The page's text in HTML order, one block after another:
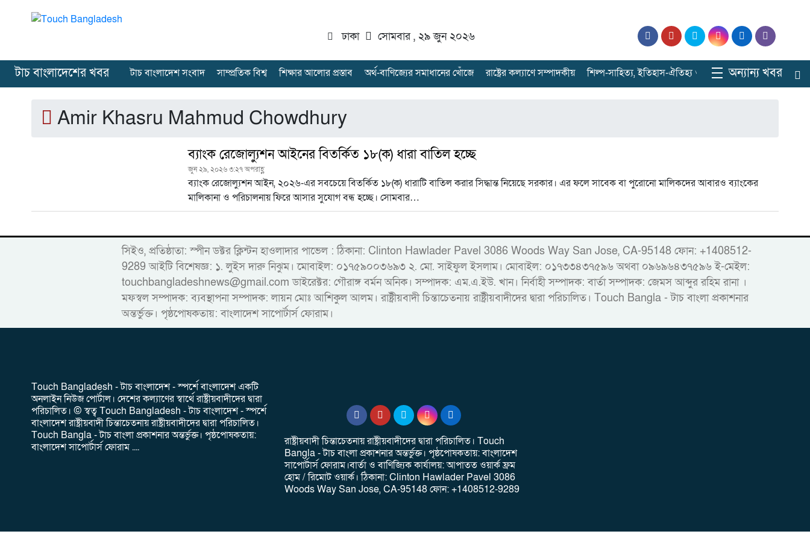
ঢাকা সোমবার , ২৯ জুন ২০২৬
টাচ বাংলাদেশের খবর টাচ বাংলাদেশ সংবাদ সাম্প্রতিক বিশ্ব শিক্ষার আলোর প্রস্তাব অর্থ-বাণিজ্যের সমাধানের খোঁজে রাষ্ট্রের কল্যাণে সম্পাদকীয় শিল্প-সাহিত্য, ইতিহাস-ঐতিহ্য ও বিনোদনের ঠিকানা
অন্যান্য খবর
Amir Khasru Mahmud Chowdhury
ব্যাংক রেজোল্যুশন আইনের বিতর্কিত ১৮(ক) ধারা বাতিল হচ্ছে
জুন ২৯, ২০২৬ ৩:২৭ অপরাহ্ণ
ব্যাংক রেজোল্যুশন আইন, ২০২৬-এর সবচেয়ে বিতর্কিত ১৮(ক) ধারাটি বাতিল করার সিদ্ধান্ত নিয়েছে সরকার। এর ফলে সাবেক বা পুরোনো মালিকদের আবারও ব্যাংকের
মালিকানা ও পরিচালনায় ফিরে আসার সুযোগ বন্ধ হচ্ছে। সোমবার…
সিইও, প্রতিষ্ঠাতা: স্পীন ডক্টর ক্লিন্টন হাওলাদার পাভেল : ঠিকানা: Clinton Hawlader Pavel 3086 Woods Way San Jose, CA-95148 ফোন: +1408512-
9289 আইটি বিশেষজ্ঞ: ১. লুইস দারু নিঝুম। ‎মোবাইল: ০১৭৫৯০০৩৬৯৩ ২. মো. সাইফুল ইসলাম। মোবাইল: ০১৭৩৩৪৩৭৫৯৬ অথবা ০৯৬৯৬৪৩৭৫৯৬ ই-মেইল:
touchbangladeshnews@gmail.com ডাইরেক্টর: গৌরাঙ্গ বর্মন অনিক। সম্পাদক: এম.এ.ইউ. খান। নির্বাহী সম্পাদক: বার্তা সম্পাদক: জেমস আব্দুর রহিম রানা ।
মফস্বল সম্পাদক: ব্যবস্থাপনা সম্পাদক: লায়ন মোঃ আশিকুল আলম। রাষ্ট্রীয়বাদী চিন্তাচেতনায় রাষ্ট্রীয়বাদীদের দ্বারা পরিচালিত। Touch Bangla - টাচ বাংলা প্রকাশনার
অন্তর্ভুক্ত। পৃষ্ঠপোষকতায়: বাংলাদেশ সাপোর্টার্স ফোরাম।
‎Touch Bangladesh - টাচ বাংলাদেশ - স্পর্শে বাংলাদেশ একটি
অনলাইন নিউজ পোর্টাল। দেশের কল্যাণের স্বার্থে রাষ্ট্রীয়বাদীদের দ্বারা
পরিচালিত। ‎© স্বত্ব Touch Bangladesh - টাচ বাংলাদেশ - স্পর্শে
বাংলাদেশ রাষ্ট্রীয়বাদী চিন্তাচেতনায় রাষ্ট্রীয়বাদীদের দ্বারা পরিচালিত।
Touch Bangla - টাচ বাংলা প্রকাশনার অন্তর্ভুক্ত। পৃষ্ঠপোষকতায়:
বাংলাদেশ সাপোর্টার্স ফোরাম ....
রাষ্ট্রীয়বাদী চিন্তাচেতনায় রাষ্ট্রীয়বাদীদের দ্বারা পরিচালিত। Touch
Bangla - টাচ বাংলা প্রকাশনার অন্তর্ভুক্ত। পৃষ্ঠপোষকতায়: বাংলাদেশ
সাপোর্টার্স ফোরাম।বার্তা ও বাণিজ্যিক কার্যালয়: আপাতত ওয়ার্ক ফ্রম
হোম / রিমোট ওয়ার্ক। ‎ঠিকানা: Clinton Hawlader Pavel 3086
Woods Way San Jose, CA-95148 ‎ফোন: +1408512-9289